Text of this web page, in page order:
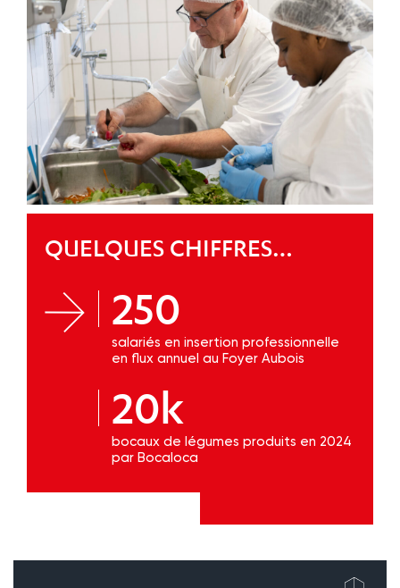
QUELQUES CHIFFRES…
250
salariés en insertion professionnelle
en flux annuel au Foyer Aubois
20k
bocaux de légumes produits en 2024
par Bocaloca